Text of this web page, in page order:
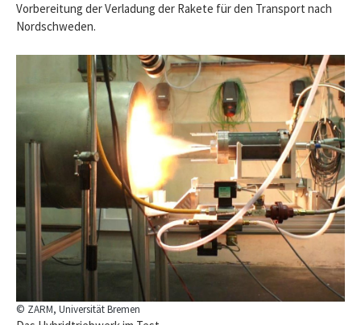
Vorbereitung der Verladung der Rakete für den Transport nach
Nordschweden.
© ZARM, Universität Bremen